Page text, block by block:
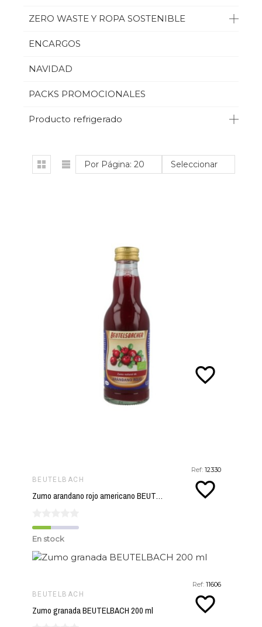
ZERO WASTE Y ROPA SOSTENIBLE
ENCARGOS
NAVIDAD
PACKS PROMOCIONALES
Producto refrigerado
Por Página: 20 Seleccionar
Ref:12330
BEUTELBACH
Zumo arandano rojo americano BEUTELBACH 200 ml
En stock
favorite_border
Ref:11606
BEUTELBACH
Zumo granada BEUTELBACH 200 ml
favorite_border
favorite_border